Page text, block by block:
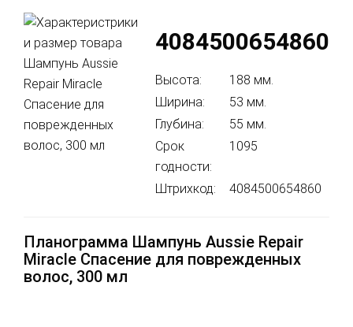
4084500654860
Высота:
188 мм.
Ширина:
53 мм.
Глубина:
55 мм.
Срок
годности:
1095
Штрихкод: 4084500654860
Планограмма Шампунь Aussie Repair
Miracle Спасение для поврежденных
волос, 300 мл